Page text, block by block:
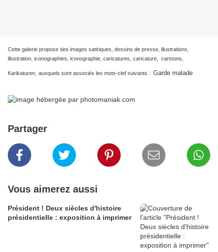
Cette galerie propose des images satiriques, dessins de presse, illustrations,
illustration, iconographies, iconographie, caricatures, caricature, cartoons,
Karikaturen, auxquels sont associés les mots-clef suivants : Garde malade
Partager
Vous aimerez aussi
Président ! Deux siècles d'histoire
présidentielle : exposition à imprimer